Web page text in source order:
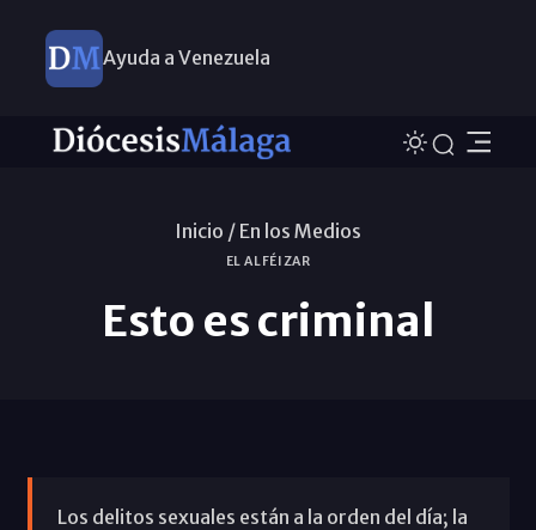
Ayuda a Venezuela
Inicio / En los Medios
EL ALFÉIZAR
Esto es criminal
Los delitos sexuales están a la orden del día; la